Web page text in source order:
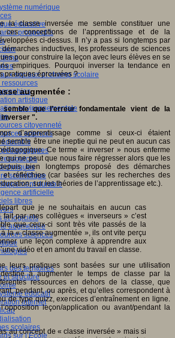
numérique
éducative
prospectifs
sociaux et champ scolaire
artistique
environnementale
citoyenneté
sciences
pédagogiques
scientifique
durable
artificielle
libres
et logiciels
augmentée
sciences
des territoires
et structure
éducatif
internet
scolaires
sur l’Ecole
la classe inversée me semble constituer une
ces conceptions de l’apprentissage et de la
ci-dessus. Il n’y a pas si longtemps par
inductives, les professeurs de sciences
pour construire la leçon avec leurs élèves en se
empiriques. Pourquoi inverser la tendance en
pratiques éprouvées ?
augmentée :
que l’erreur fondamentale vient de la
".
d’apprentissage comme si ceux-ci étaient
semble être une ineptie qui ne peut en aucun cas
Ce terme « inverser » nous enferme
qui ne peut que nous faire régresser alors que les
bien longtemps proposé des démarches
et réfléchies (car basées sur les recherches des
sur les théories de l’apprentissage etc.).
que je ne souhaitais en aucun cas
par mes collègues « inverseurs » c’est
que ceux-ci sont très vite passés de la
la « classe augmentée », ils ont vite perçu
une leçon complexe à apprendre aux
vidéo et en amont du travail en classe.
leurs pratiques sont basées sur une utilisation
à augmenter le temps de classe par la
ressources en dehors de la classe, que
pendant, ou après, et qu’elles correspondent à
de type quizz, exercices d’entraînement en ligne.
leçon/application ou avant/pendant la
au concept de « classe inversée » mais si